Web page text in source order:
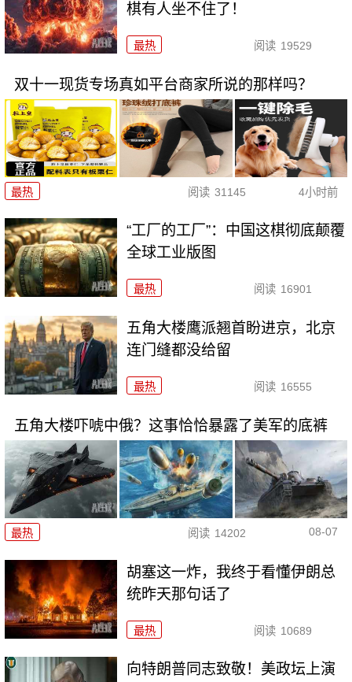
棋有人坐不住了！
最热 阅读 19529
双十一现货专场真如平台商家所说的那样吗？
最热 阅读 31145 4小时前
“工厂的工厂”：中国这棋彻底颠覆
全球工业版图
最热 阅读 16901
五角大楼鹰派翘首盼进京，北京
连门缝都没给留
最热 阅读 16555
五角大楼吓唬中俄？这事恰恰暴露了美军的底裤
最热 阅读 14202 08-07
胡塞这一炸，我终于看懂伊朗总
统昨天那句话了
最热 阅读 10689
向特朗普同志致敬！美政坛上演